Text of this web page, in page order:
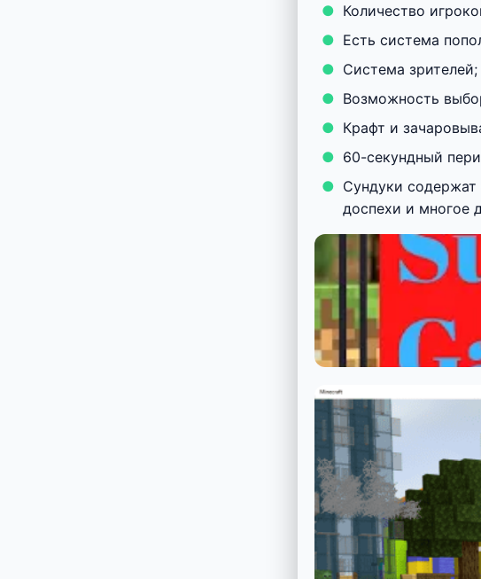
Количество
Есть система
Система зрителей;
Возможность
Крафт и
60-секундный
Сундуки содержат
доспехи и многое